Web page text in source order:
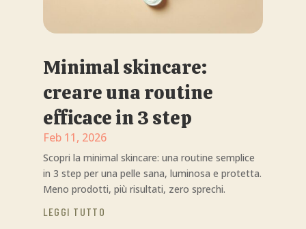
Minimal skincare:
creare una routine
efficace in 3 step
Feb 11, 2026
Scopri la minimal skincare: una routine semplice
in 3 step per una pelle sana, luminosa e protetta.
Meno prodotti, più risultati, zero sprechi.
LEGGI TUTTO